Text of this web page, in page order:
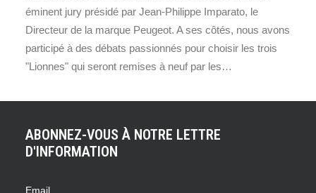
éminent jury présidé par Jean-Philippe Imparato, le
Directeur de la marque Peugeot. A ses côtés, nous avons
participé à des débats passionnés pour choisir les trois
"Lionnes" qui seront remises à neuf par les…
ABONNEZ-VOUS À NOTRE LETTRE
D'INFORMATION
Email